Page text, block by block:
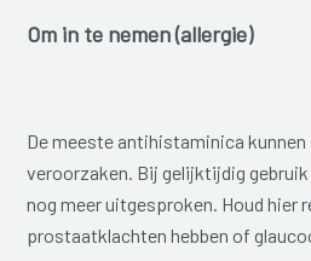
Om in te nemen (allergie)
De meeste antihistaminica kunnen
veroorzaken. Bij gelijktijdig
nog meer uitgesproken. Houd hier
prostaatklachten hebben of